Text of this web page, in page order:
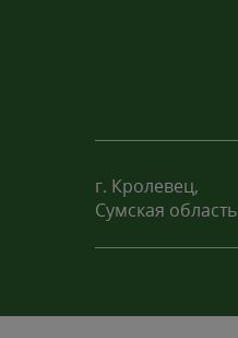
г. Кролевец,
Сумская область